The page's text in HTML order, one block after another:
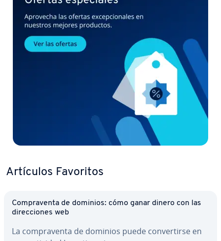
Artículos Favoritos
Co­m­pra­ve­n­ta de dominios: cómo ganar dinero con las
di­re­c­cio­nes web
La co­m­pra­ve­n­ta de dominios puede co­n­ve­r­ti­r­se en